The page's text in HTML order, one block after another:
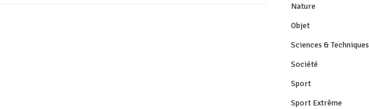
Nature
Objet
Sciences & Techniques
Société
Sport
Sport Extrême